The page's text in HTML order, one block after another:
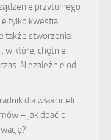
przytulnego
tylko kwestia
także stworzenia
w której chętnie
Niezależnie od
dla właścicieli
– jak dbać o